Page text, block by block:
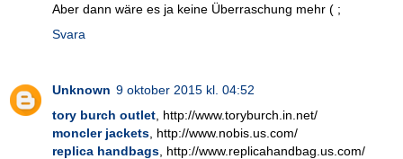
Aber dann wäre es ja keine Überraschung mehr ( ;
Svara
Unknown 9 oktober 2015 kl. 04:52
tory burch outlet , http://www.toryburch.in.net/
moncler jackets , http://www.nobis.us.com/
replica handbags , http://www.replicahandbag.us.com/